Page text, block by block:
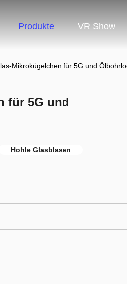
Produkte VR Show
Mikrokügelchen für 5G und
für 5G und
Hohle Glasblasen